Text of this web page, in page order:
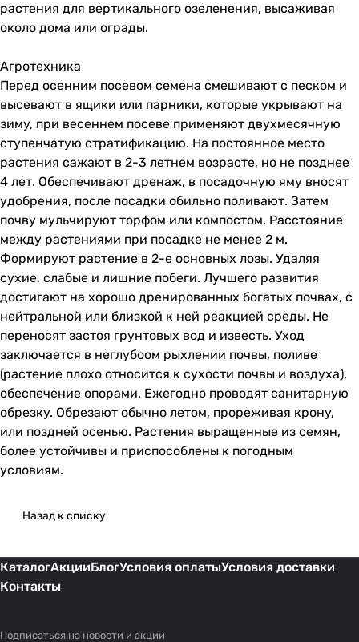
растения для вертикального озеленения, высаживая
около дома или ограды.
Агротехника
Перед осенним посевом семена смешивают с песком и
высевают в ящики или парники, которые укрывают на
зиму, при весеннем посеве применяют двухмесячную
ступенчатую стратификацию. На постоянное место
растения сажают в 2-3 летнем возрасте, но не позднее
4 лет. Обеспечивают дренаж, в посадочную яму вносят
удобрения, после посадки обильно поливают. Затем
почву мульчируют торфом или компостом. Расстояние
между растениями при посадке не менее 2 м.
Формируют растение в 2-е основных лозы. Удаляя
сухие, слабые и лишние побеги. Лучшего развития
достигают на хорошо дренированных богатых почвах, с
нейтральной или близкой к ней реакцией среды. Не
переносят застоя грунтовых вод и известь. Уход
заключается в неглубоом рыхлении почвы, поливе
(растение плохо относится к сухости почвы и воздуха),
обеспечение опорами. Ежегодно проводят санитарную
обрезку. Обрезают обычно летом, прореживая крону,
или поздней осенью. Растения выращенные из семян,
более устойчивы и приспособлены к погодным
условиям.
Назад к списку
КаталогАкцииБлогУсловия оплатыУсловия доставки
Контакты
Подписаться на новости и акции